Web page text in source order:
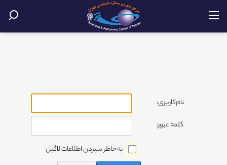
نام‌کاربری:
کلمه عبور:
به خاطر سپردن اطلاعات لاگین